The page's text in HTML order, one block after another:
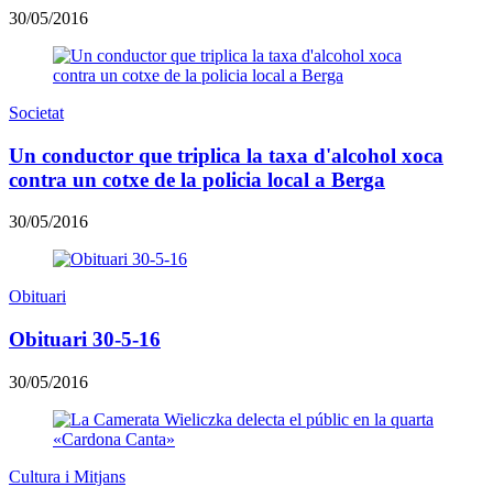
30/05/2016
Societat
Un conductor que triplica la taxa d'alcohol xoca
contra un cotxe de la policia local a Berga
30/05/2016
Obituari
Obituari 30-5-16
30/05/2016
Cultura i Mitjans